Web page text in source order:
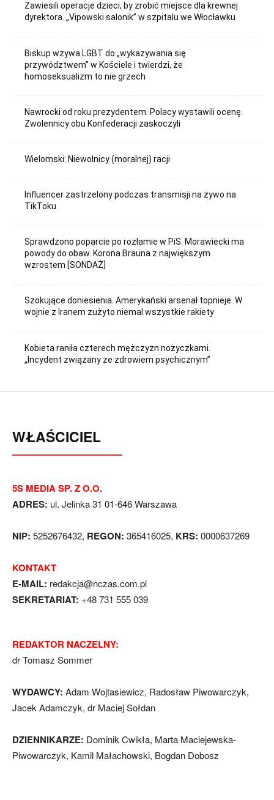
Zawiesili operacje dzieci, by zrobić miejsce dla krewnej
dyrektora. „Vipowski salonik” w szpitalu we Włocławku
Biskup wzywa LGBT do „wykazywania się
przywództwem” w Kościele i twierdzi, że
homoseksualizm to nie grzech
Nawrocki od roku prezydentem. Polacy wystawili ocenę.
Zwolennicy obu Konfederacji zaskoczyli
Wielomski: Niewolnicy (moralnej) racji
Influencer zastrzelony podczas transmisji na żywo na
TikToku
Sprawdzono poparcie po rozłamie w PiS. Morawiecki ma
powody do obaw. Korona Brauna z największym
wzrostem [SONDAŻ]
Szokujące doniesienia. Amerykański arsenał topnieje. W
wojnie z Iranem zużyto niemal wszystkie rakiety
Kobieta raniła czterech mężczyzn nożyczkami.
„Incydent związany ze zdrowiem psychicznym”
WŁAŚCICIEL
5S MEDIA SP. Z O.O.
ADRES: ul. Jelinka 31 01-646 Warszawa
NIP: 5252676432, REGON: 365416025, KRS: 0000637269
KONTAKT
E-MAIL: redakcja@nczas.com.pl
SEKRETARIAT: +48 731 555 039
REDAKTOR NACZELNY:
dr Tomasz Sommer
WYDAWCY: Adam Wojtasiewicz, Radosław Piwowarczyk,
Jacek Adamczyk, dr Maciej Sołdan
DZIENNIKARZE: Dominik Cwikła, Marta Maciejewska-
Piwowarczyk, Kamil Małachowski, Bogdan Dobosz